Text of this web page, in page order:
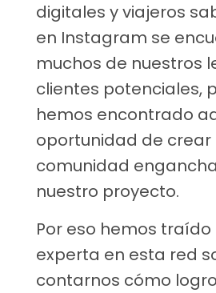
digitales y viajeros
en Instagram se
muchos de nuestros
clientes potenciales,
hemos encontrado
oportunidad de crear
comunidad
nuestro proyecto.
Por eso hemos traído
experta en esta red
contarnos cómo